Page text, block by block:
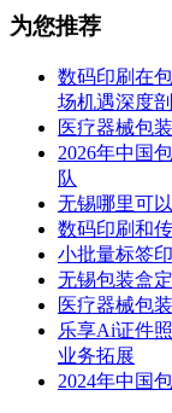
为您推荐
数码印刷在
场机遇深度
医疗器械包
2026年中国
队
无锡哪里可
数码印刷和
小批量标签
无锡包装盒
医疗器械包
乐享Ai证件
业务拓展
2024年中国